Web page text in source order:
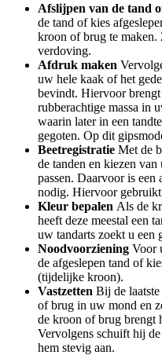
Afslijpen van de tand
de tand of kies
kroon of brug te
verdoving.
Afdruk maken
uw hele kaak of het
bevindt. Hiervoor brengt
rubberachtige massa in
waarin later in een
gegoten. Op dit
Beetregistratie Met de
de tanden en kiezen
passen. Daarvoor is een
nodig. Hiervoor gebruikt
Kleur bepalen Als de
heeft deze meestal een
uw tandarts zoekt u een
Noodvoorziening Voor
de afgeslepen tand of
(tijdelijke kroon).
Vastzetten Bij de
of brug in uw mond en
de kroon of brug brengt
Vervolgens schuift hij
hem stevig aan.